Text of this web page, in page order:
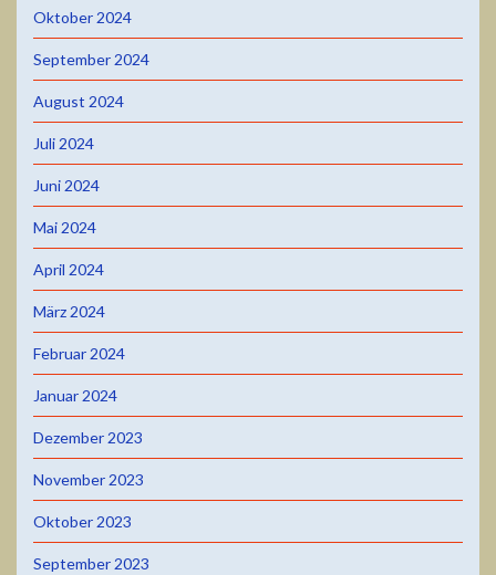
Oktober 2024
September 2024
August 2024
Juli 2024
Juni 2024
Mai 2024
April 2024
März 2024
Februar 2024
Januar 2024
Dezember 2023
November 2023
Oktober 2023
September 2023